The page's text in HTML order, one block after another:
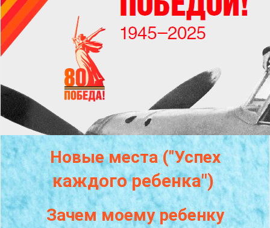
Новые места ("Успех
каждогоребенка")
Зачем моему ребенку